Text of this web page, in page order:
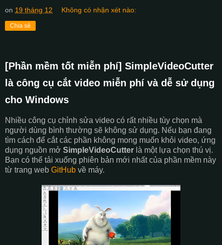
on 19 tháng 12 Không có nhận xét nào:
Chia sẻ
[Phần mềm tốt miễn phí] SimpleVideoCutter
là công cụ cắt video miễn phí và dễ sử dụng
cho Windows
Nhiều công cụ chỉnh sửa video có rất nhiều tùy chọn mà
người dùng bình thường sẽ không sử dụng. Nếu bạn đang
tìm cách để cắt các phần không mong muốn khỏi video, ứng
dụng nguồn mở SimpleVideoCutter là một lựa chọn thú vị.
Bạn có thể tải xuống phiên bản mới nhất của phần mềm này
từ ​​trang web GitHub về máy.